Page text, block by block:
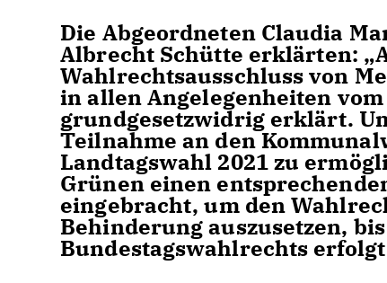
Die Abgeordneten Claudia
Albrecht Schütte erklärten:
Wahlrechtsausschluss von
in allen Angelegenheiten
grundgesetzwidrig erklärt.
Teilnahme an den
Landtagswahl 2021 zu
Grünen einen
eingebracht, um den
Behinderung auszusetzen,
Bundestagswahlrechts